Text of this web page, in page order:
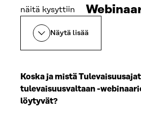
näitä kysyttiin
Näytä lisää
Koska ja mistä
tulevaisuusvaltaan -
löytyvät?